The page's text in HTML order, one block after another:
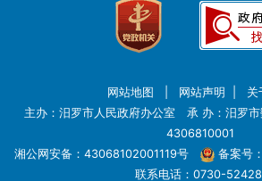
网站地图 网站声明
关
主办：汨罗市人民政府办公室 承 办：汨罗
4306810001
湘公网安备：43068102001119号
备案号：
联系电话：0730-